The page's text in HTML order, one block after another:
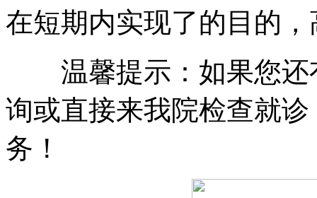
在短期内实现了的目的，
温馨提示：如果您还
询或直接来我院检查就
务！